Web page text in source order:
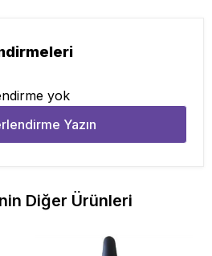
yok
Yazın
Diğer Ürünleri